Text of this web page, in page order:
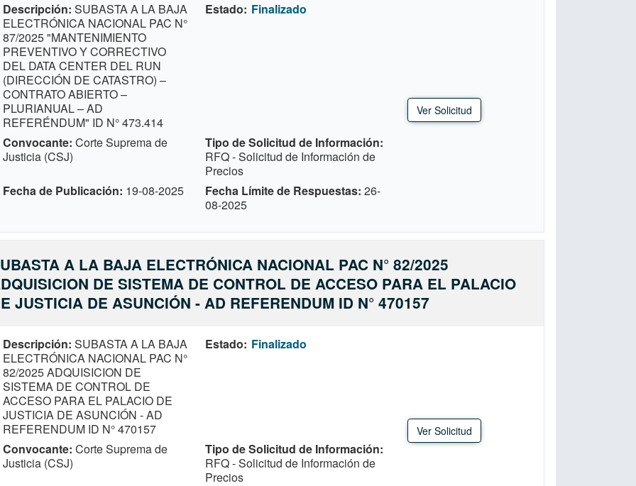
Descripción SUBASTA A LA BAJA
ELECTRÓNICA NACIONAL PAC N°
87/2025 "MANTENIMIENTO
PREVENTIVO Y CORRECTIVO
DEL DATA CENTER DEL RUN
(DIRECCIÓN DE CATASTRO) –
CONTRATO ABIERTO –
PLURIANUAL – AD
REFERÉNDUM" ID N° 473.414
Estado Finalizado
Convocante Corte Suprema de
Justicia (CSJ)
Tipo de Solicitud de Información
RFQ - Solicitud de Información de
Precios
Fecha de Publicación 19-08-2025 Fecha Límite de Respuestas 26-
08-2025
Ver Solicitud
A LA BAJA ELECTRÓNICA NACIONAL PAC N° 82/2025
DE SISTEMA DE CONTROL DE ACCESO PARA EL PALACIO
JUSTICIA DE ASUNCIÓN - AD REFERENDUM ID N° 470157
Descripción SUBASTA A LA BAJA
ELECTRÓNICA NACIONAL PAC N°
82/2025 ADQUISICION DE
SISTEMA DE CONTROL DE
ACCESO PARA EL PALACIO DE
JUSTICIA DE ASUNCIÓN - AD
REFERENDUM ID N° 470157
Estado Finalizado
Convocante Corte Suprema de
Justicia (CSJ)
Tipo de Solicitud de Información
RFQ - Solicitud de Información de
Precios
Ver Solicitud